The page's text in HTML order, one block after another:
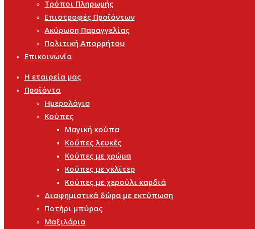
Τρόποι Πληρωμής
Επιστροφές Προϊόντων
Ακύρωση Παραγγελίας
Πολιτική Απορρήτου
Επικοινωνία
Η εταιρεία μας
Προϊόντα
Ημερολόγιο
Κούπες
Μαγική κούπα
Κούπες λευκές
Κούπες με χρώμα
Κούπες με γκλίτερ
Κούπες με χερούλι καρδιά
Διαφημιστικά δώρα με εκτύπωση
Ποτήρι μπύρας
Μαξιλάρια